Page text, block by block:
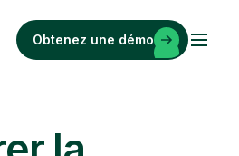
Obtenez une démo